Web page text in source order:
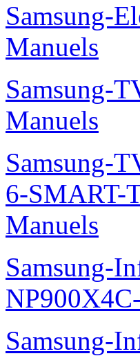
Samsung-
Manuels
Samsung-
Manuels
Samsung-
6-SMART-
Manuels
Samsung-
Samsung-